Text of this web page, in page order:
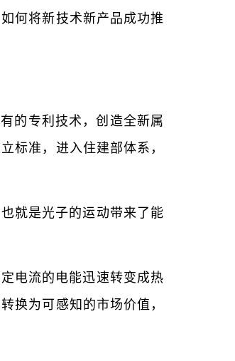
何将新技术新产品成功推
的专利技术，创造全新属
标准，进入住建部体系，
就是光子的运动带来了能
电流的电能迅速转变成热
换为可感知的市场价值，